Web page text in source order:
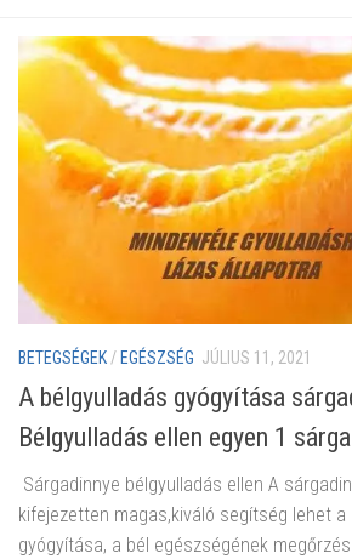
BETEGSÉGEK / EGÉSZSÉG JÚLIUS 11, 2021
A bélgyulladás gyógyítása
Bélgyulladás ellen egyen 1
Sárgadinnye bélgyulladás ellen A
kifejezetten magas,kiváló segítség lehet a
gyógyítása, a bél egészségének